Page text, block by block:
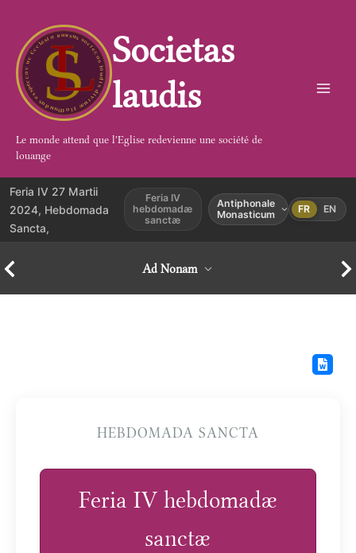
contenu
Societas
laudis
Le monde attend que l'Eglise redevienne une société de
louange
Feria IV 27 Martii
2024, Hebdomada
Sancta,
Feria IV
hebdomadæ
sanctæ
Antiphonale
Monasticum
FR EN
Ad Nonam
HEBDOMADA SANCTA
Feria IV hebdomadæ
sanctæ